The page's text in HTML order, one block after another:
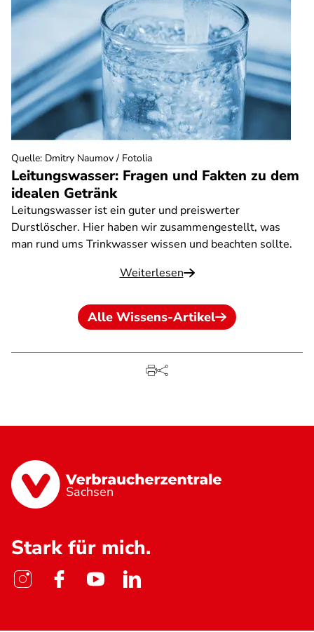
Leitungswasser: Fragen und Fakten zu dem
idealen Getränk
Leitungswasser ist ein guter und preiswerter
Durstlöscher. Hier haben wir zusammengestellt, was
man rund ums Trinkwasser wissen und beachten sollte.
Weiterlesen
Quelle: Dmitry Naumov / Fotolia
Alle Wissens-Artikel
Sachsen
Stark für mich.